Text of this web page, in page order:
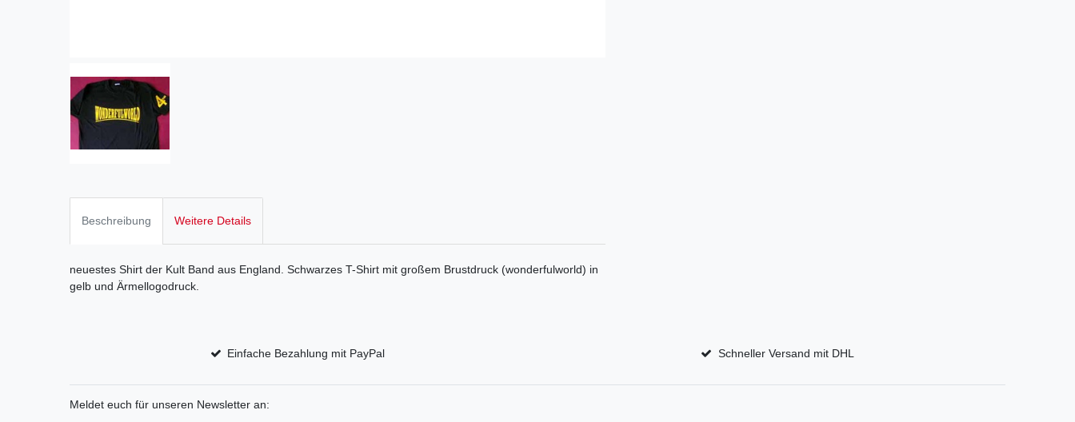
Beschreibung Weitere Details
neuestes Shirt der Kult Band aus England. Schwarzes T-Shirt mit großem Brustdruck (wonderfulworld) in
gelb und Ärmellogodruck.
Einfache Bezahlung mit PayPal Schneller Versand mit DHL
Meldet euch für unseren Newsletter an: